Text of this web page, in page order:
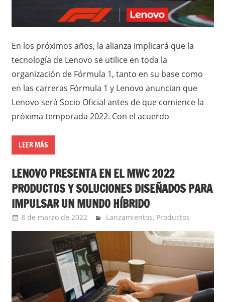
En los próximos años, la alianza implicará que la
tecnología de Lenovo se utilice en toda la
organización de Fórmula 1, tanto en su base como
en las carreras Fórmula 1 y Lenovo anuncian que
Lenovo será Socio Oficial antes de que comience la
próxima temporada 2022. Con el acuerdo
LEER MÁS
LENOVO PRESENTA EN EL MWC 2022
PRODUCTOS Y SOLUCIONES DISEÑADOS PARA
IMPULSAR UN MUNDO HÍBRIDO
8 de marzo de 2022 Ernesto Herrera
Lanzamientos, Productos